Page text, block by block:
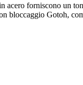
forniscono un
bloccaggio Gotoh,